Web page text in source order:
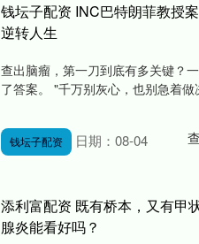
钱坛子配资 INC巴特朗菲教授
逆转人生
查出脑瘤，第一刀到底有多关键？
了答案。 "千万别灰心，也别急着
钱坛子配资 日期：08-04
添利富配资 既有桥本，又有甲
腺炎能看好吗？